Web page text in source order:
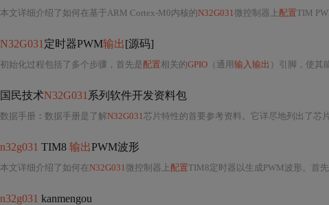
本文详细介绍了如何在基于ARM Cortex-M0内核的N32G031微控制器上配置TIM
N32G031 定时器PWM输出[源码]
初始化过程包括了多个步骤，首先是配置相关的GPIO （通用输入输出 ）引脚，使其
国民技术N32G031 系列软件开发资料包
数据手册 ： 数据手册是了解N32G031芯片特性的首要参考资料。它详尽地列出了芯
n32g031 TIM8 输出PWM波形
本文详细介绍了如何在N32G031微控制器上配置TIM8定时器以生成PWM波形。首
n32g031 kanmengou